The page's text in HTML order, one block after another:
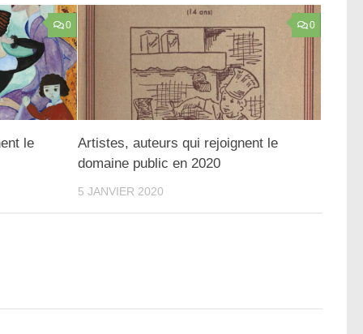
0
le
0
Artistes, auteurs qui rejoignent le
domaine public en 2020
5 JANVIER 2020